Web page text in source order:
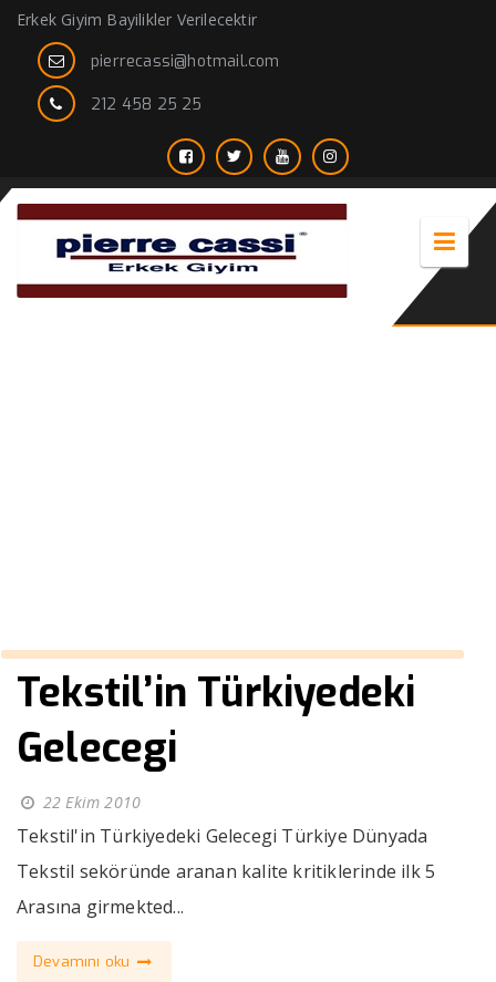
Erkek Giyim Bayilikler Verilecektir
pierrecassi@hotmail.com
212 458 25 25
Tekstil’in Türkiyedeki
Gelecegi
22 Ekim 2010
Tekstil'in Türkiyedeki Gelecegi Türkiye Dünyada
Tekstil seköründe aranan kalite kritiklerinde ilk 5
Arasına girmekted...
Devamını oku